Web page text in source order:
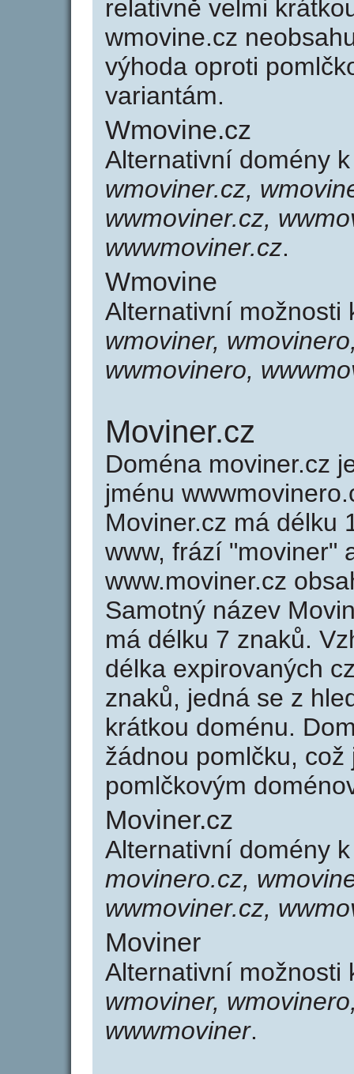
relativně velmi
wmovine.cz
výhoda oproti
variantám.
Wmovine.cz
Alternativní domény
wmoviner.cz,
wwmoviner.cz,
wwwmoviner.cz.
Wmovine
Alternativní možnosti
wmoviner,
wwmovinero,
Moviner.cz
Doména moviner.cz
jménu
Moviner.cz má délku
www, frází "moviner"
www.moviner.cz
Samotný název
má délku 7 znaků.
délka expirovaných
znaků, jedná se z
krátkou doménu.
žádnou pomlčku,
pomlčkovým
Moviner.cz
Alternativní domény
movinero.cz,
wwmoviner.cz,
Moviner
Alternativní
wmoviner,
wwwmoviner.